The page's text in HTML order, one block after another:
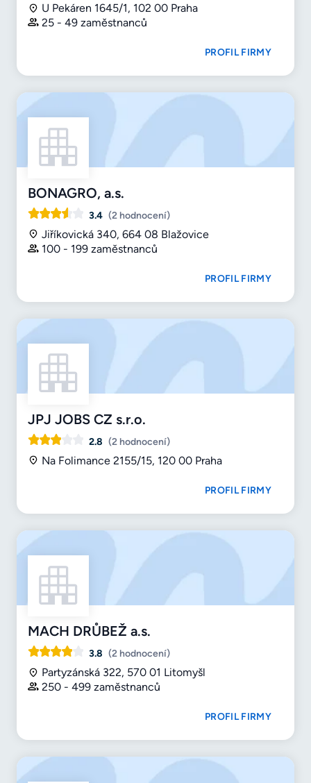
U Pekáren 1645/1, 102 00 Praha
25 - 49 zaměstnanců
PROFIL FIRMY
BONAGRO, a.s.
3.4 (2 hodnocení)
Jiříkovická 340, 664 08 Blažovice
100 - 199 zaměstnanců
PROFIL FIRMY
JPJ JOBS CZ s.r.o.
2.8 (2 hodnocení)
Na Folimance 2155/15, 120 00 Praha
PROFIL FIRMY
MACH DRŮBEŽ a.s.
3.8 (2 hodnocení)
Partyzánská 322, 570 01 Litomyšl
250 - 499 zaměstnanců
PROFIL FIRMY